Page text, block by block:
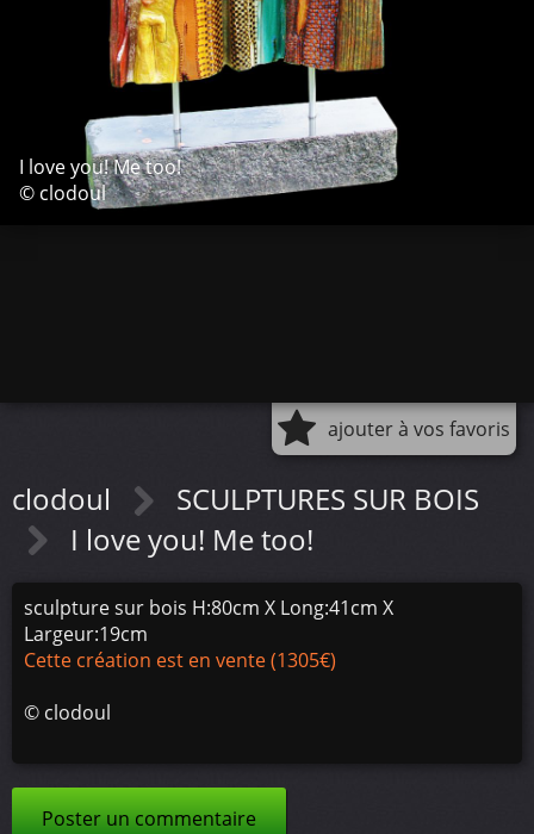
I love you! Me too!
© clodoul
ajouter à vos favoris
clodoul
SCULPTURES SUR BOIS
I love you! Me too!
sculpture sur bois H:80cm X Long:41cm X
Largeur:19cm
Cette création est en vente (1305€)
© clodoul
Poster un commentaire